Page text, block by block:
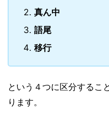
真ん中
語尾
移行
という４つに区分するこ
ります。